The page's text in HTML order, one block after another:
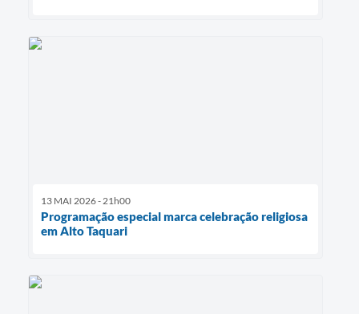
13 MAI 2026 - 21h00
Programação especial marca celebração religiosa
em Alto Taquari